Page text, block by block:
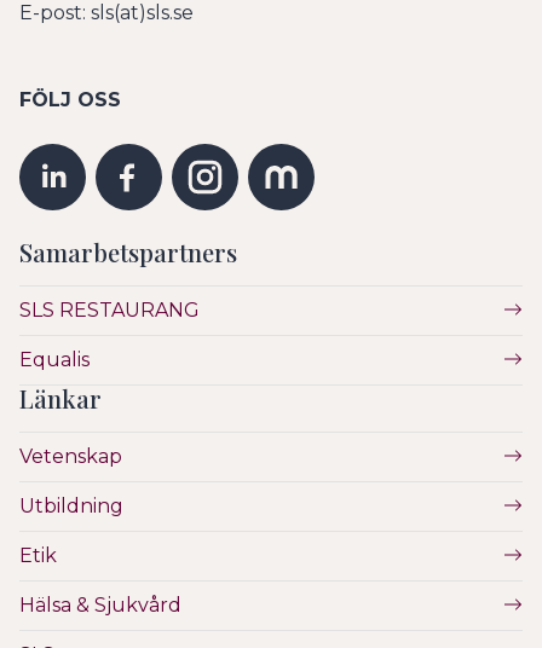
E-post: sls(at)sls.se
FÖLJ OSS
Samarbetspartners
SLS RESTAURANG
Equalis
Länkar
Vetenskap
Utbildning
Etik
Hälsa & Sjukvård